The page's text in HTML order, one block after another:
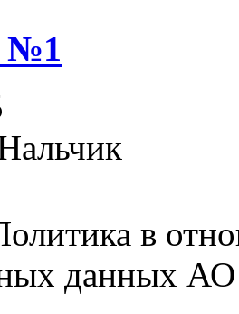
№1
в
данных